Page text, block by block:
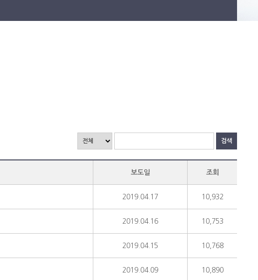
검색
보도일 조회
2019.04.17 10,932
2019.04.16 10,753
2019.04.15 10,768
2019.04.09 10,890